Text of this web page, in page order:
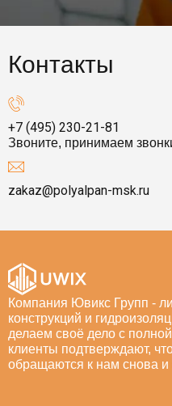
Контакты
+7 (495) 230-21-81
Звоните, принимаем
zakaz@polyalpan-msk.ru
Компания Ювикс Групп -
конструкций и
делаем своё дело с
клиенты подтверждают,
обращаются к нам снова и